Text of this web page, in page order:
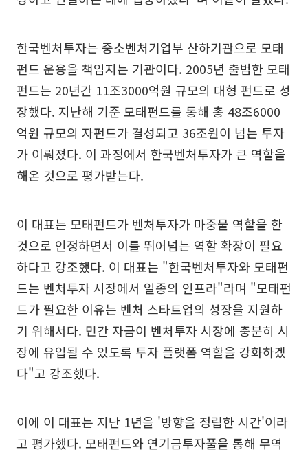
한국벤처투자는 중소벤처기업부 산하기관으로 모태
펀드 운용을 책임지는 기관이다. 2005년 출범한 모태
펀드는 20년간 11조3000억원 규모의 대형 펀드로 성
장했다. 지난해 기준 모태펀드를 통해 총 48조6000
억원 규모의 자펀드가 결성되고 36조원이 넘는 투자
가 이뤄졌다. 이 과정에서 한국벤처투자가 큰 역할을
해온 것으로 평가받는다.
이 대표는 모태펀드가 벤처투자가 마중물 역할을 한
것으로 인정하면서 이를 뛰어넘는 역할 확장이 필요
하다고 강조했다. 이 대표는 "한국벤처투자와 모태펀
드는 벤처투자 시장에서 일종의 인프라"라며 "모태펀
드가 필요한 이유는 벤처 스타트업의 성장을 지원하
기 위해서다. 민간 자금이 벤처투자 시장에 충분히 시
장에 유입될 수 있도록 투자 플랫폼 역할을 강화하겠
다"고 강조했다.
이에 이 대표는 지난 1년을 '방향을 정립한 시간'이라
고 평가했다. 모태펀드와 연기금투자풀을 통해 무역